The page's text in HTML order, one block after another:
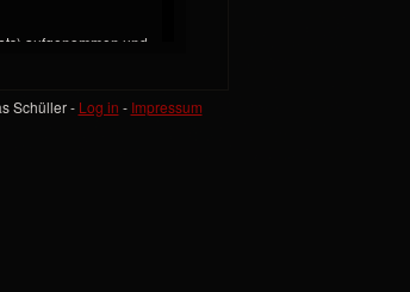
aufgenommen und
als Dirigent tätig ist
Schüller - Log in - Impressum